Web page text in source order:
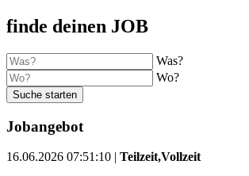
finde deinen JOB
Was?
Wo?
Suche starten
Jobangebot
16.06.2026 07:51:10 | Teilzeit,Vollzeit